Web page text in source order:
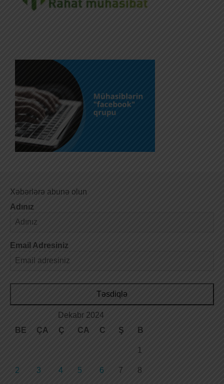
Xəbərlərə abunə olun
Adınız
Email Adresiniz
Təsdiqlə
Dekabr 2024
BE
ÇA Ç CA C Ş B
1
2 3 4 5 6 7 8